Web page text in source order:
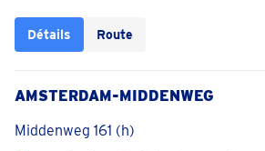
Détails Route
AMSTERDAM-MIDDENWEG
Middenweg 161 (h)